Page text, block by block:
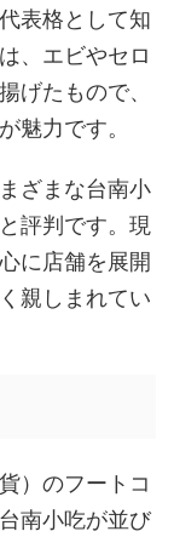
表格として知
、エビやセロ
げたもので、
魅力です。
ざまな台南小
評判です。現
に店舗を展開
親しまれてい
）のフートコ
南小吃が並び